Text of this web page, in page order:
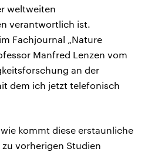
weltweiten
verantwortlich ist.
Fachjournal „Nature
Manfred Lenzen vom
an der
dem ich jetzt telefonisch
kommt diese erstaunliche
vorherigen Studien